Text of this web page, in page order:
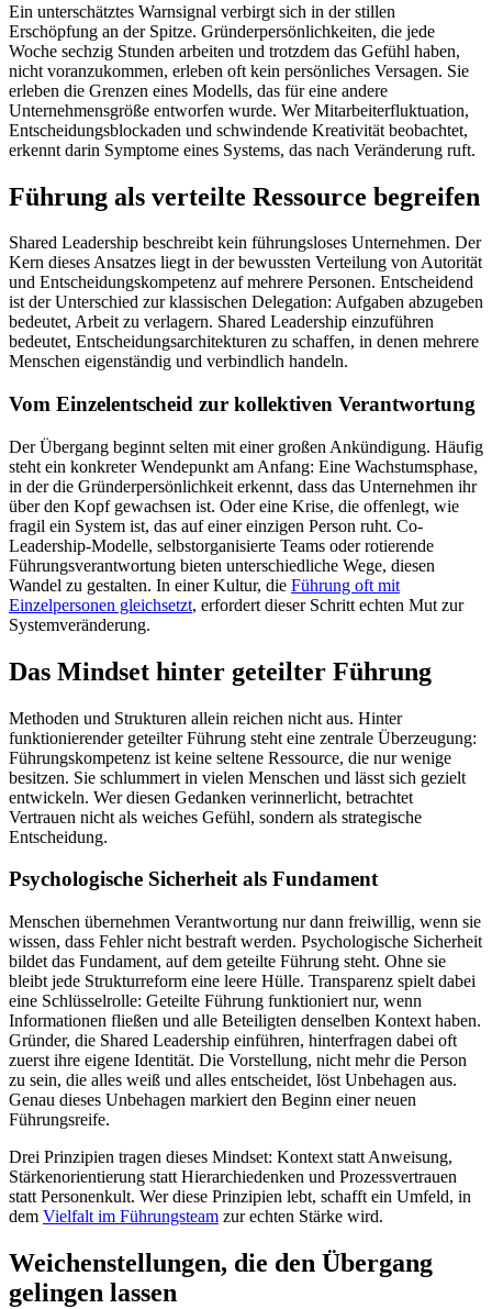
Ein unterschätztes Warnsignal verbirgt sich in der stillen
Erschöpfung an der Spitze. Gründerpersönlichkeiten, die jede
Woche sechzig Stunden arbeiten und trotzdem das Gefühl haben,
nicht voranzukommen, erleben oft kein persönliches Versagen. Sie
erleben die Grenzen eines Modells, das für eine andere
Unternehmensgröße entworfen wurde. Wer Mitarbeiterfluktuation,
Entscheidungsblockaden und schwindende Kreativität beobachtet,
erkennt darin Symptome eines Systems, das nach Veränderung ruft.
Führung als verteilte Ressource begreifen
Shared Leadership beschreibt kein führungsloses Unternehmen. Der
Kern dieses Ansatzes liegt in der bewussten Verteilung von Autorität
und Entscheidungskompetenz auf mehrere Personen. Entscheidend
ist der Unterschied zur klassischen Delegation: Aufgaben abzugeben
bedeutet, Arbeit zu verlagern. Shared Leadership einzuführen
bedeutet, Entscheidungsarchitekturen zu schaffen, in denen mehrere
Menschen eigenständig und verbindlich handeln.
Vom Einzelentscheid zur kollektiven Verantwortung
Der Übergang beginnt selten mit einer großen Ankündigung. Häufig
steht ein konkreter Wendepunkt am Anfang: Eine Wachstumsphase,
in der die Gründerpersönlichkeit erkennt, dass das Unternehmen ihr
über den Kopf gewachsen ist. Oder eine Krise, die offenlegt, wie
fragil ein System ist, das auf einer einzigen Person ruht. Co-
Leadership-Modelle, selbstorganisierte Teams oder rotierende
Führungsverantwortung bieten unterschiedliche Wege, diesen
Wandel zu gestalten. In einer Kultur, die Führung oft mit
Einzelpersonen gleichsetzt, erfordert dieser Schritt echten Mut zur
Systemveränderung.
Das Mindset hinter geteilter Führung
Methoden und Strukturen allein reichen nicht aus. Hinter
funktionierender geteilter Führung steht eine zentrale Überzeugung:
Führungskompetenz ist keine seltene Ressource, die nur wenige
besitzen. Sie schlummert in vielen Menschen und lässt sich gezielt
entwickeln. Wer diesen Gedanken verinnerlicht, betrachtet
Vertrauen nicht als weiches Gefühl, sondern als strategische
Entscheidung.
Psychologische Sicherheit als Fundament
Menschen übernehmen Verantwortung nur dann freiwillig, wenn sie
wissen, dass Fehler nicht bestraft werden. Psychologische Sicherheit
bildet das Fundament, auf dem geteilte Führung steht. Ohne sie
bleibt jede Strukturreform eine leere Hülle. Transparenz spielt dabei
eine Schlüsselrolle: Geteilte Führung funktioniert nur, wenn
Informationen fließen und alle Beteiligten denselben Kontext haben.
Gründer, die Shared Leadership einführen, hinterfragen dabei oft
zuerst ihre eigene Identität. Die Vorstellung, nicht mehr die Person
zu sein, die alles weiß und alles entscheidet, löst Unbehagen aus.
Genau dieses Unbehagen markiert den Beginn einer neuen
Führungsreife.
Drei Prinzipien tragen dieses Mindset: Kontext statt Anweisung,
Stärkenorientierung statt Hierarchiedenken und Prozessvertrauen
statt Personenkult. Wer diese Prinzipien lebt, schafft ein Umfeld, in
dem Vielfalt im Führungsteam zur echten Stärke wird.
Weichenstellungen, die den Übergang
gelingen lassen